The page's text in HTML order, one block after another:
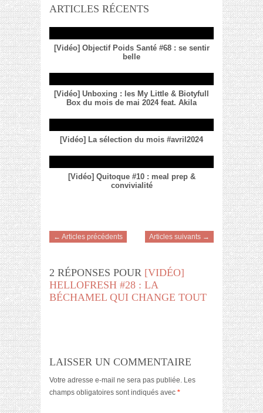
ARTICLES RÉCENTS
[Vidéo] Objectif Poids Santé #68 : se sentir
belle
[Vidéo] Unboxing : les My Little & Biotyfull
Box du mois de mai 2024 feat. Akila
[Vidéo] La sélection du mois #avril2024
[Vidéo] Quitoque #10 : meal prep &
convivialité
← Articles précédents Articles suivants →
2 RÉPONSES POUR [VIDÉO]
HELLOFRESH #28 : LA
BÉCHAMEL QUI CHANGE TOUT
LAISSER UN COMMENTAIRE
Votre adresse e-mail ne sera pas publiée. Les
champs obligatoires sont indiqués avec *